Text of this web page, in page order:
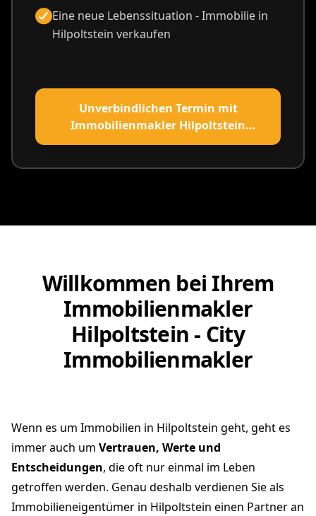
Eine neue Lebenssituation - Immobilie in
Hilpoltstein verkaufen
Unverbindlichen Termin mit
Immobilienmakler Hilpoltstein
vereinbaren
Willkommen bei Ihrem
Immobilienmakler
Hilpoltstein - City
Immobilienmakler
Wenn es um Immobilien in Hilpoltstein geht, geht es
immer auch um Vertrauen, Werte und
Entscheidungen, die oft nur einmal im Leben
getroffen werden. Genau deshalb verdienen Sie als
Immobilieneigentümer in Hilpoltstein einen Partner an